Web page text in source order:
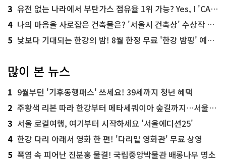
3 유전 없는 나라에서 부탄가스 점유율 1위 가능? Yes, I 'CAN'
4 나의 마음을 사로잡은 건축물은? '서울시 건축상' 수상작 공개!
5 낮보다 기대되는 한강의 밤! 8월 한정 무료 '한강 밤핑' 예약은?
많이 본 뉴스
1 9월부턴 '기후동행패스' 쓰세요! 39세까지 청년 혜택
2 주황색 리본 따라 한강부터 메타세쿼이아 숲길까지…서울둘레길 15코스
3 서울 로컬여행, 여기부터 시작하세요 '서울에디션25'
4 한강 다리 아래서 영화 한 편! '다리밑 영화관' 무료 상영
5 폭염 속 피어난 진분홍 물결! 국립중앙박물관 배롱나무 명소